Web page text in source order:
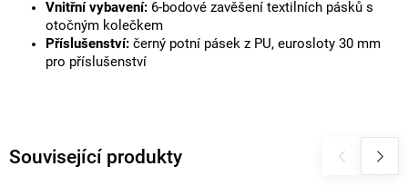
Související produkty
Vnitřní vybavení: 6-bodové zavěšení textilních pásků s
otočným kolečkem
Příslušenství: černý potní pásek z PU, eurosloty 30 mm
pro příslušenství